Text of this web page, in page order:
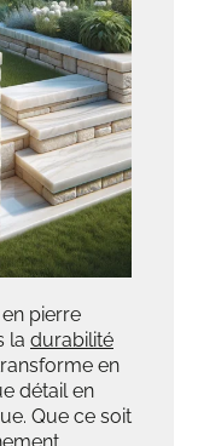
pierre
la durabilité
en
détail en
Que ce soit